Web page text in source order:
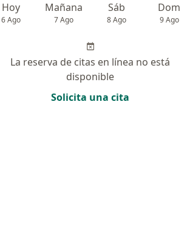
Hoy
6 Ago
Mañana
7 Ago
Sáb
8 Ago
Dom
9 Ago
La reserva de citas en línea no está
disponible
Solicita una cita